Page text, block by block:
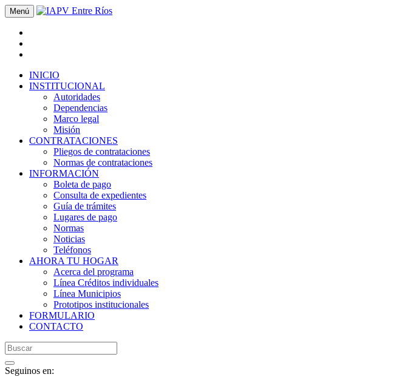
Menú
INICIO
INSTITUCIONAL
Autoridades
Dependencias
Marco legal
Misión
CONTRATACIONES
Pliegos de contrataciones
Normas de contrataciones
INFORMACIÓN
Boleta de pago
Consulta de expedientes
Guía de trámites
Lugares de pago
Normas
Noticias
Teléfonos
AHORA TU HOGAR
Acerca del programa
Línea Créditos individuales
Línea Municipios
Prototipos institucionales
FORMULARIO
CONTACTO
Seguinos en: